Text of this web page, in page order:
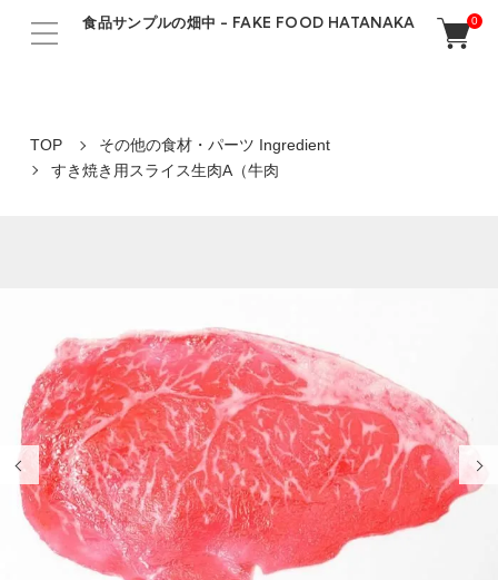
食品サンプルの畑中 - FAKE FOOD HATANAKA 0
TOP
その他の食材・パーツ Ingredient
すき焼き用スライス生肉A（牛肉